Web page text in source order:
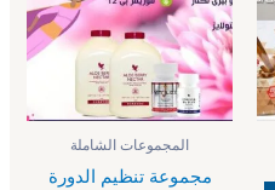
المجموعات الشاملة
مجموعة تنظيم الدورة